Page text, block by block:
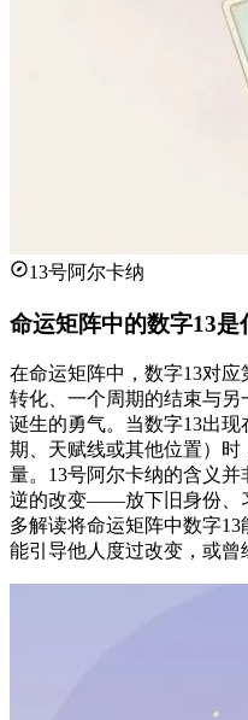
13号阿尔卡纳
命运矩阵中的数字13是
在命运矩阵中，数字13对
转化、一个周期的结束与
诞生的勇气。当数字13出
期、天赋线或其他位置）
量。13号阿尔卡纳的含义
逆的改变——放下旧身份、
多解读将命运矩阵中数字13
能引导他人度过改变，或曾